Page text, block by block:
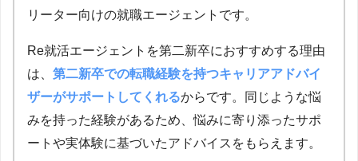
リーター向けの就職エージェントです。
Re就活エージェントを第二新卒におすすめする理由
は、 第二新卒での転職経験を持つキャリアアドバイ
ザーがサポートしてくれるからです。同じような悩
みを持った経験があるため、悩みに寄り添ったサポ
ートや実体験に基づいたアドバイスをもらえます。